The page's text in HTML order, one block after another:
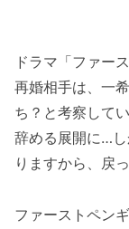
ドラマ「ファー
再婚相手は、一
ち？と考察して
辞める展開に…
りますから、戻
ファーストペン